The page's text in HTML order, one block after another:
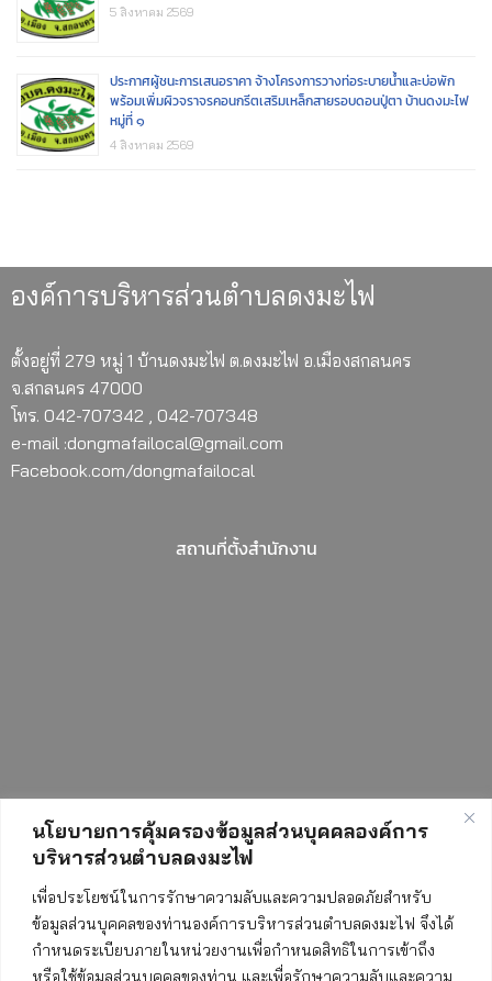
นโยบายการคุ้มครองข้อมูลส่วนบุคคลองค์การ
บริหารส่วนตำบลดงมะไฟ
เพื่อประโยชน์ในการรักษาความลับและความปลอดภัยสำหรับ
ข้อมูลส่วนบุคคลของท่านองค์การบริหารส่วนตำบลดงมะไฟ จึงได้
กำหนดระเบียบภายในหน่วยงานเพื่อกำหนดสิทธิในการเข้าถึง
หรือใช้ข้อมูลส่วนบุคคลของท่าน และเพื่อรักษาความลับและความ
5 สิงหาคม 2569
ประกาศผู้ชนะการเสนอราคา จ้างโครงการวางท่อระบายน้ำและบ่อพัก
พร้อมเพิ่มผิวจราจรคอนกรีตเสริมเหล็กสายรอบดอนปู่ตา บ้านดงมะไฟ
หมู่ที่ ๑
4 สิงหาคม 2569
องค์การบริหารส่วนตำบลดงมะไฟ
ตั้งอยู่ที่ 279 หมู่ 1 บ้านดงมะไฟ ต.ดงมะไฟ อ.เมืองสกลนคร
จ.สกลนคร 47000
โทร. 042-707342 , 042-707348
e-mail :dongmafailocal@gmail.com
Facebook.com/dongmafailocal
สถานที่ตั้งสำนักงาน
สถิติการเข้าชมเว็บไซต์
550610
ทั้งหมด: